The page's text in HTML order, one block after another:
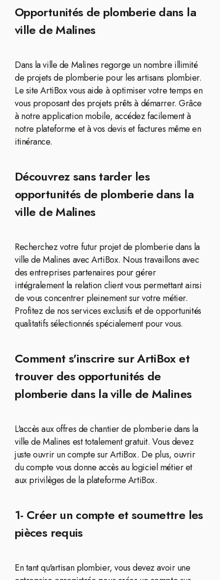
Opportunités de plomberie dans la
ville de Malines
Dans la ville de Malines regorge un nombre illimité
de projets de plomberie pour les artisans plombier.
Le site ArtiBox vous aide à optimiser votre temps en
vous proposant des projets prêts à démarrer. Grâce
à notre application mobile, accédez facilement à
notre plateforme et à vos devis et factures même en
itinérance.
Découvrez sans tarder les
opportunités de plomberie dans la
ville de Malines
Recherchez votre futur projet de plomberie dans la
ville de Malines avec ArtiBox. Nous travaillons avec
des entreprises partenaires pour gérer
intégralement la relation client vous permettant ainsi
de vous concentrer pleinement sur votre métier.
Profitez de nos services exclusifs et de opportunités
qualitatifs sélectionnés spécialement pour vous.
Comment s'inscrire sur ArtiBox et
trouver des opportunités de
plomberie dans la ville de Malines
L'accès aux offres de chantier de plomberie dans la
ville de Malines est totalement gratuit. Vous devez
juste ouvrir un compte sur ArtiBox. De plus, ouvrir
du compte vous donne accès au logiciel métier et
aux privilèges de la plateforme ArtiBox.
1- Créer un compte et soumettre les
pièces requis
En tant qu'artisan plombier, vous devez avoir une